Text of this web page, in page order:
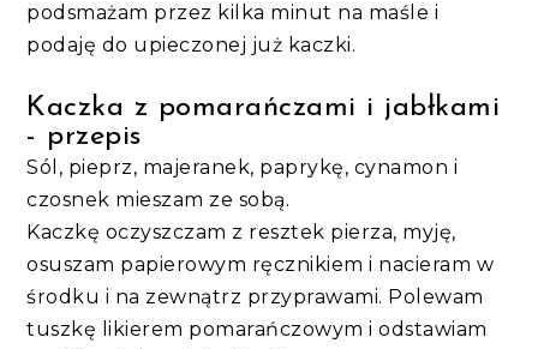
podsmażam przez kilka minut na maśle i
podaję do upieczonej już kaczki.
Kaczka z pomarańczami i jabłkami
- przepis
Sól, pieprz, majeranek, paprykę, cynamon i
czosnek mieszam ze sobą.
Kaczkę oczyszczam z resztek pierza, myję,
osuszam papierowym ręcznikiem i nacieram w
środku i na zewnątrz przyprawami. Polewam
tuszkę likierem pomarańczowym i odstawiam